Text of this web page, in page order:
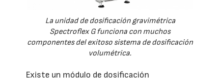
La unidad de dosificación gravimétrica
Spectroflex G funciona con muchos
componentes del exitoso sistema de dosificación
volumétrica.
Existe un módulo de dosificación